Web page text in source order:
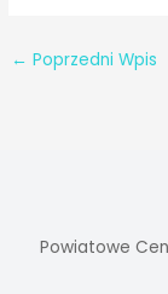
← Poprzedni Wpis
Powiatowe